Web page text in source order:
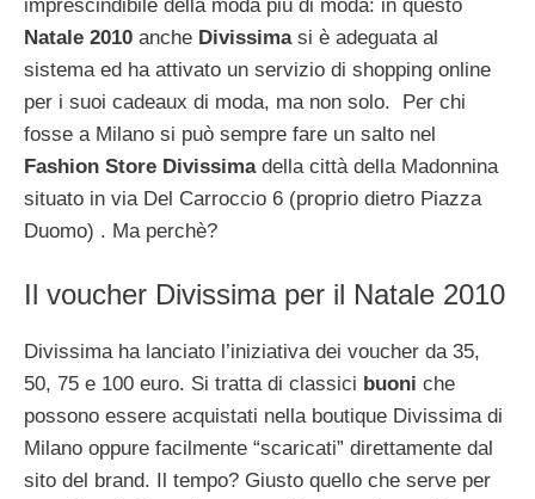
imprescindibile della moda più di moda: in questo
Natale 2010 anche Divissima si è adeguata al
sistema ed ha attivato un servizio di shopping online
per i suoi cadeaux di moda, ma non solo. Per chi
fosse a Milano si può sempre fare un salto nel
Fashion Store Divissimadella città della Madonnina
situato in via Del Carroccio 6 (proprio dietro Piazza
Duomo) . Ma perchè?
Il voucher Divissima per il Natale 2010
Divissima ha lanciato l’iniziativa dei voucher da 35,
50, 75 e 100 euro. Si tratta di classici buoni che
possono essere acquistati nella boutique Divissima di
Milano oppure facilmente “scaricati” direttamente dal
sito del brand. Il tempo? Giusto quello che serve per